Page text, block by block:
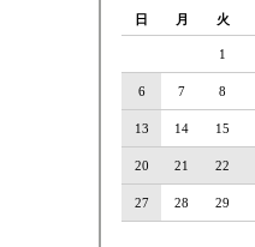
日 月 火
1
6 7 8
13 14 15
20 21 22
27 28 29